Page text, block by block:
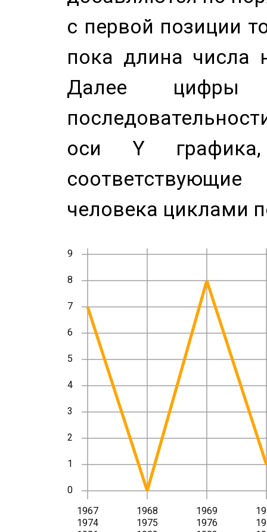
с первой позиции
пока длина числа
Далее цифры
оси Y
человека циклами